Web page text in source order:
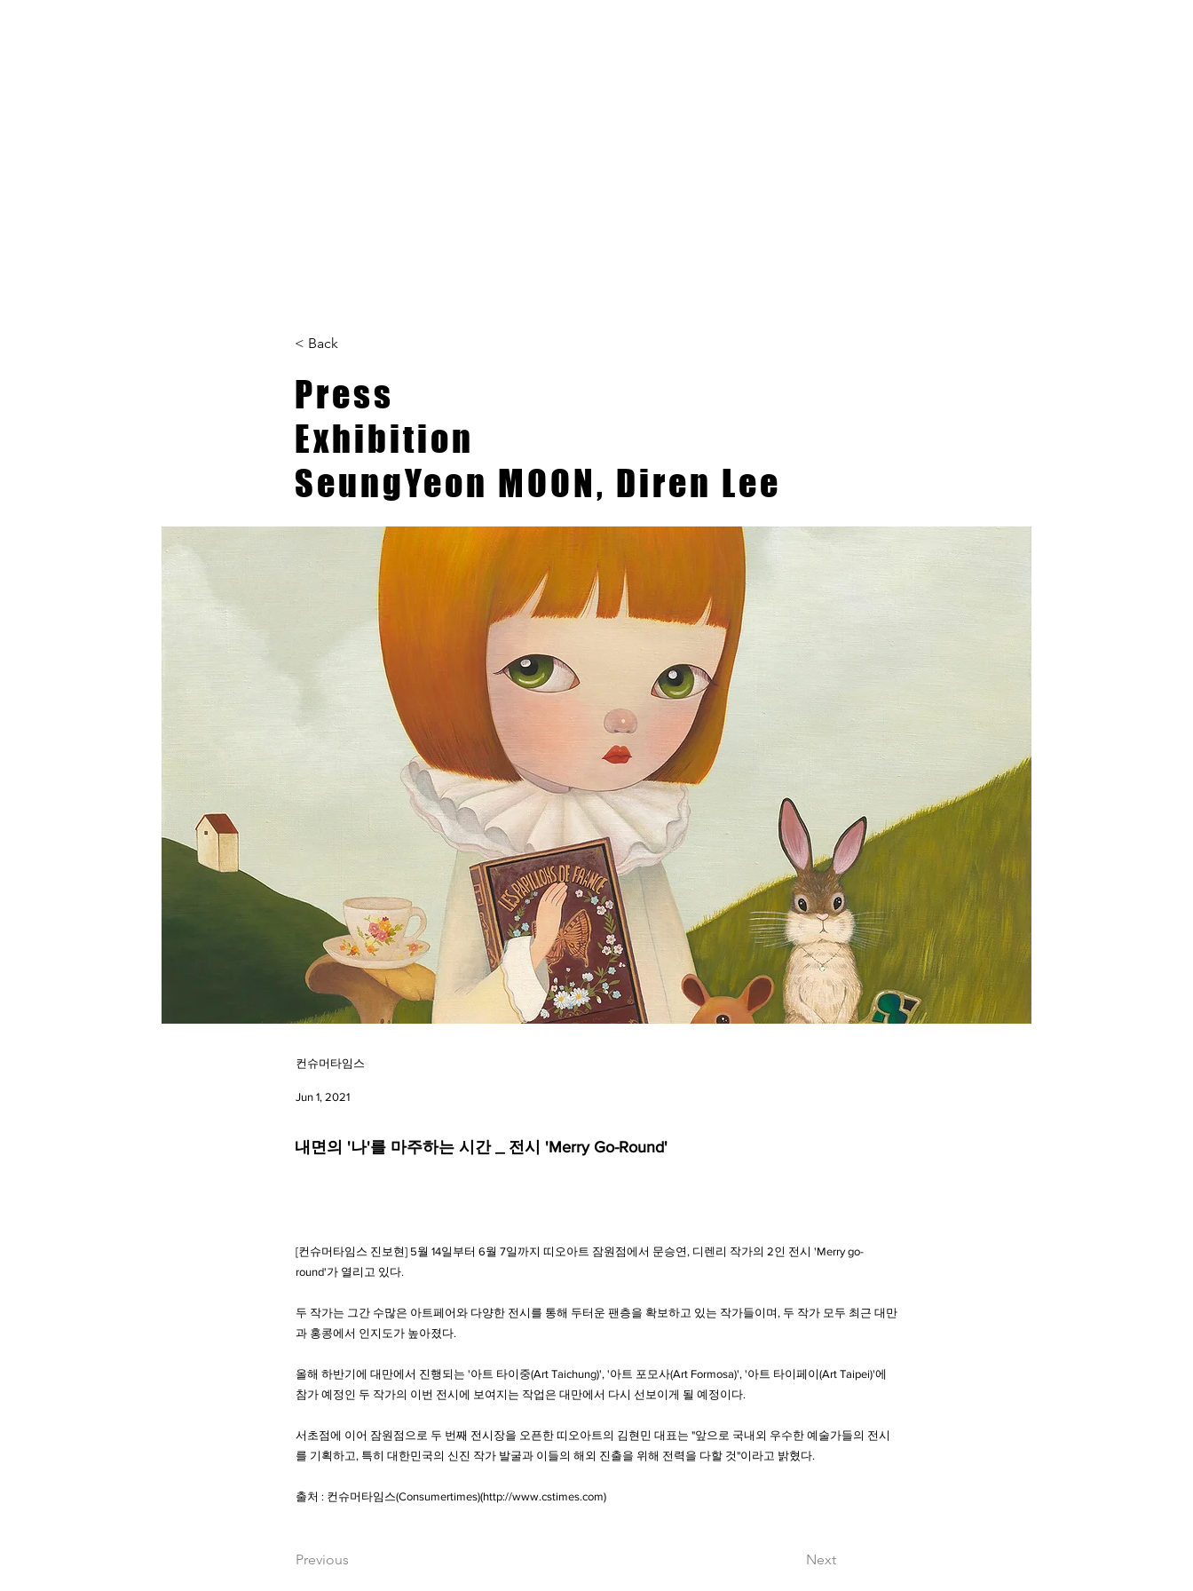
< Back
Press
Exhibition
SeungYeon MOON, Diren Lee
컨슈머타임스
Jun 1, 2021
내면의 '나'를 마주하는 시간 _ 전시 'Merry Go-Round'
[컨슈머타임스 진보현] 5월 14일부터 6월 7일까지 띠오아트 잠원점에서 문승연, 디렌리 작가의 2인 전시 'Merry go-
round'가 열리고 있다.
두 작가는 그간 수많은 아트페어와 다양한 전시를 통해 두터운 팬층을 확보하고 있는 작가들이며, 두 작가 모두 최근 대만
과 홍콩에서 인지도가 높아졌다.
올해 하반기에 대만에서 진행되는 '아트 타이중(Art Taichung)', '아트 포모사(Art Formosa)', '아트 타이페이(Art Taipei)'에
참가 예정인 두 작가의 이번 전시에 보여지는 작업은 대만에서 다시 선보이게 될 예정이다.
서초점에 이어 잠원점으로 두 번째 전시장을 오픈한 띠오아트의 김현민 대표는 "앞으로 국내외 우수한 예술가들의 전시
를 기획하고, 특히 대한민국의 신진 작가 발굴과 이들의 해외 진출을 위해 전력을 다할 것"이라고 밝혔다.
출처 : 컨슈머타임스(Consumertimes)(http://www.cstimes.com)
Previous Next